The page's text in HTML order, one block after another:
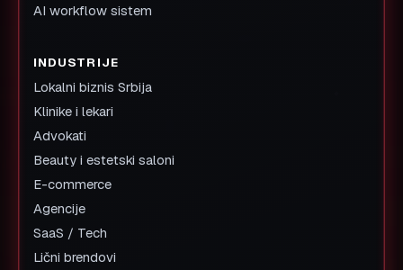
AI workflow sistem
INDUSTRIJE
Lokalni biznis Srbija
Klinike i lekari
Advokati
Beauty i estetski saloni
E-commerce
Agencije
SaaS / Tech
Lični brendovi